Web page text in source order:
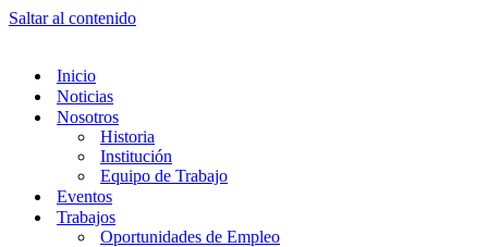
Saltar al contenido
Inicio
Noticias
Nosotros
Historia
Institución
Equipo de Trabajo
Eventos
Trabajos
Oportunidades de Empleo